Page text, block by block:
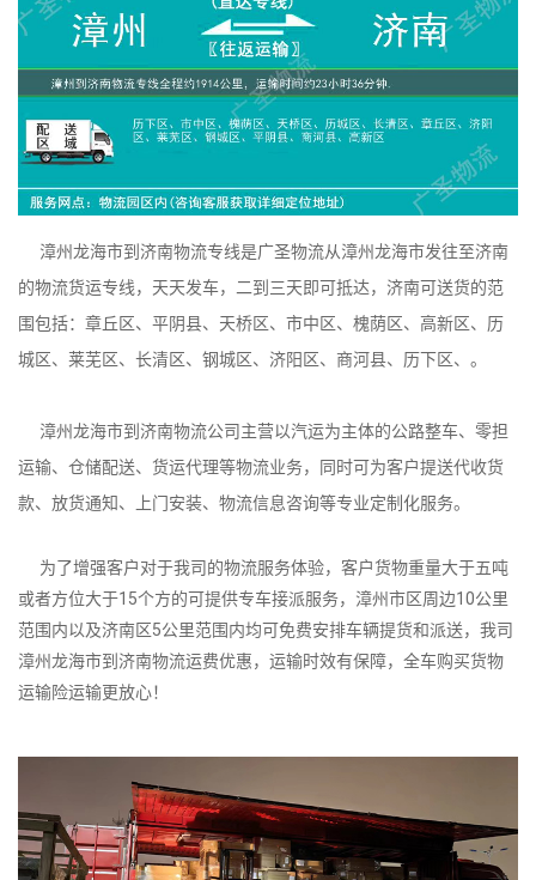
漳州龙海市到济南物流专线是广圣物流从漳州龙海市发往至济南
的物流货运专线，天天发车，二到三天即可抵达，济南可送货的范
围包括：章丘区、平阴县、天桥区、市中区、槐荫区、高新区、历
城区、莱芜区、长清区、钢城区、济阳区、商河县、历下区、。
漳州龙海市到济南物流公司主营以汽运为主体的公路整车、零担
运输、仓储配送、货运代理等物流业务，同时可为客户提送代收货
款、放货通知、上门安装、物流信息咨询等专业定制化服务。
为了增强客户对于我司的物流服务体验，客户货物重量大于五吨
或者方位大于15个方的可提供专车接派服务，漳州市区周边10公里
范围内以及济南区5公里范围内均可免费安排车辆提货和派送，我司
漳州龙海市到济南物流运费优惠，运输时效有保障，全车购买货物
运输险运输更放心！